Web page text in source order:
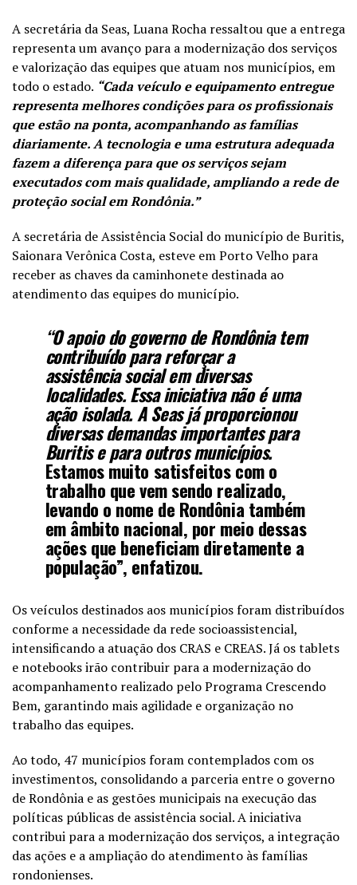
A secretária da Seas, Luana Rocha ressaltou que a entrega
representa um avanço para a modernização dos serviços
e valorização das equipes que atuam nos municípios, em
todo o estado. “Cada veículo e equipamento entregue
representa melhores condições para os profissionais
que estão na ponta, acompanhando as famílias
diariamente.A tecnologia e uma estrutura adequada
fazem a diferença para que os serviços sejam
executados com mais qualidade, ampliando a rede de
proteção social em Rondônia.”
A secretária de Assistência Social do município de Buritis,
Saionara Verônica Costa, esteve em Porto Velho para
receber as chaves da caminhonete destinada ao
atendimento das equipes do município.
“O apoio do governo de Rondônia tem
contribuído para reforçar a
assistência social em diversas
localidades. Essa iniciativa não é uma
ação isolada. A Seas já proporcionou
diversas demandas importantes para
Buritis e para outros municípios.
Estamos muito satisfeitos com o
trabalho que vem sendo realizado,
levando o nome de Rondônia também
em âmbito nacional, por meio dessas
ações que beneficiam diretamente a
população”, enfatizou.
Os veículos destinados aos municípios foram distribuídos
conforme a necessidade da rede socioassistencial,
intensificando a atuação dos CRAS e CREAS. Já os tablets
e notebooks irão contribuir para a modernização do
acompanhamento realizado pelo Programa Crescendo
Bem, garantindo mais agilidade e organização no
trabalho das equipes.
Ao todo, 47 municípios foram contemplados com os
investimentos, consolidando a parceria entre o governo
de Rondônia e as gestões municipais na execução das
políticas públicas de assistência social. A iniciativa
contribui para a modernização dos serviços, a integração
das ações e a ampliação do atendimento às famílias
rondonienses.